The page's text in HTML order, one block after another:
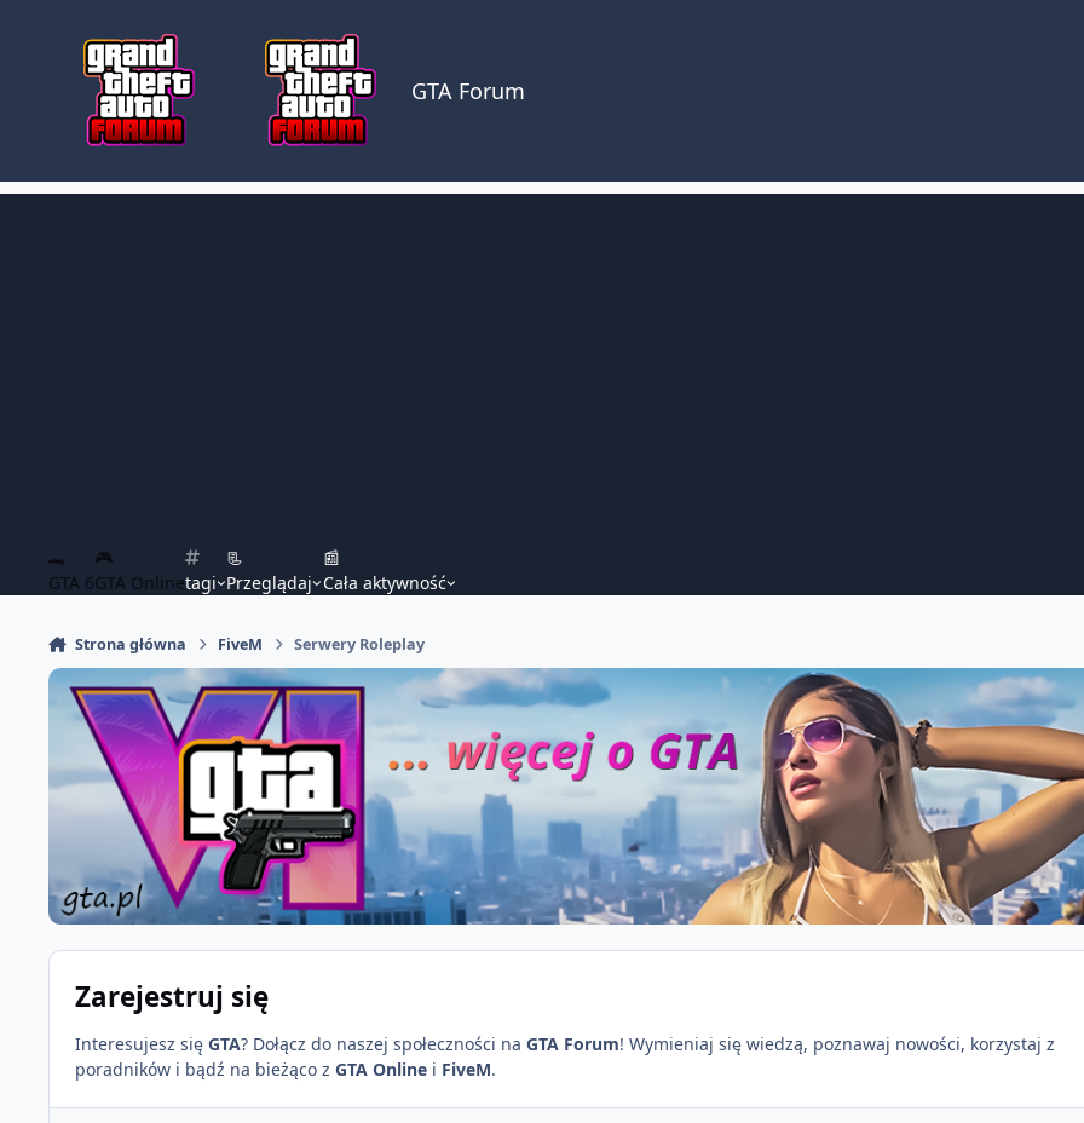
GTA Forum
🐊
GTA 6
🎮
GTA Onlinetagi
📃
Przeglądaj
📰
Cała aktywność
Strona główna FiveM Serwery Roleplay
Zarejestruj się
Interesujesz się GTA? Dołącz do naszej społeczności na GTA Forum! Wymieniaj się wiedzą, poznawaj nowości, korzystaj z
poradników i bądź na bieżąco z GTA Online i FiveM.